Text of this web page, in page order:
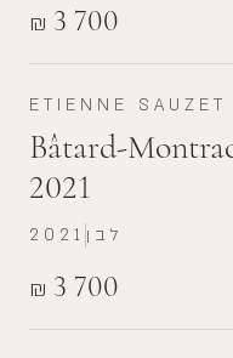
₪ 3 700
ETIENNE SAUZET
Bâtard-
2021
₪ 3 700
2021 לבן